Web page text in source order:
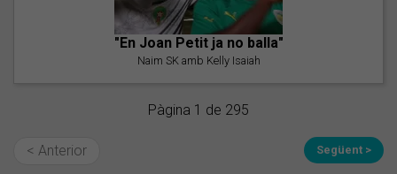
"En Joan Petit ja no balla"
Naim SK amb Kelly Isaiah
Pàgina 1 de 295
< Anterior Següent >